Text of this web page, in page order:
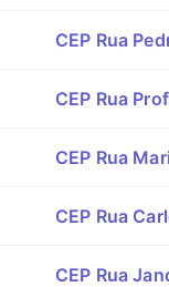
CEP Rua
CEP Rua
CEP Rua
CEP Rua
CEP Rua